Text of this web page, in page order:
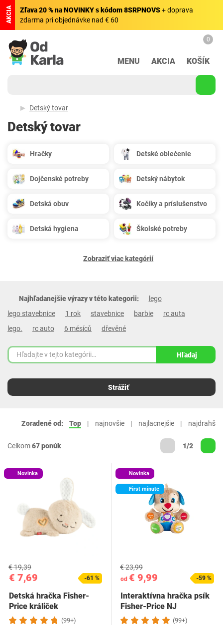
AKCIA Zľava 20 % na NOVINKY s kódom 8SRPNOVS+ doprava
zdarma pri objednávke nad € 60
MENU AKCIA
0
KOŠÍK
Detský tovar
Detský tovar
Hračky Detské oblečenie
Dojčenské potreby Detský nábytok
Detská obuv Kočíky a príslušenstvo
Detská hygiena Školské potreby
Zobraziť viac kategórií
Najhľadanejšie výrazy v této kategorii:
lego
lego stavebnice
1 rok stavebnice barbie
rc auta
lego.
rc auto 6 mésíců dřevěné
Hľadaj
Strážiť
Zoradené od: Top najnovšie najlacnejšie najdrahšie
Celkom67 ponúk 1/2
Novinka
€ 7,69
€ 19,39
-61 %
Detská hračka Fisher-
Price králiček
(99+)
Novinka
First minute
od € 9,99
€ 23,99
-59 %
Interaktívna hračka psík
Fisher-Price NJ
(99+)